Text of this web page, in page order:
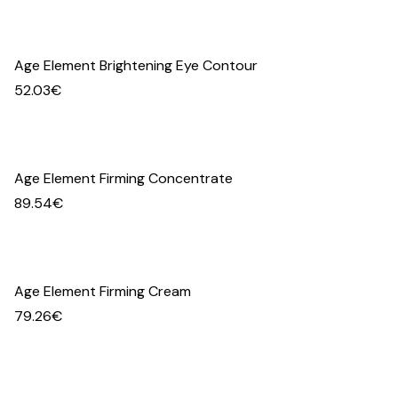
Age Element Brightening Eye Contour
52.03€
Age Element Firming Concentrate
89.54€
Age Element Firming Cream
79.26€